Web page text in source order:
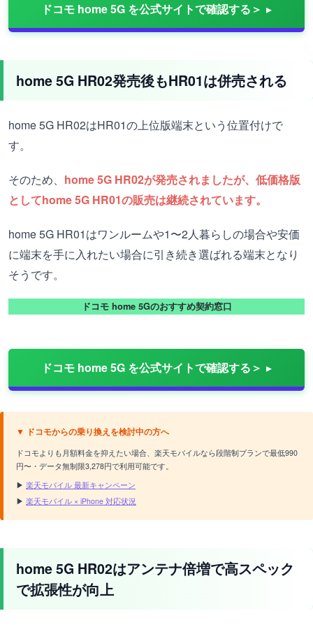
ドコモ home 5G を公式サイトで確認する＞
home 5G HR02発売後もHR01は併売される
home 5G HR02はHR01の上位版端末という位置付けで
す。
そのため、 home 5G HR02が発売されましたが、低価格版
としてhome 5G HR01の販売は継続されています。
home 5G HR01はワンルームや1〜2人暮らしの場合や安価
に端末を手に入れたい場合に引き続き選ばれる端末となり
そうです。
ドコモ home 5Gのおすすめ契約窓口
ドコモ home 5G を公式サイトで確認する＞
▼ ドコモからの乗り換えを検討中の方へ
ドコモよりも月額料金を抑えたい場合、楽天モバイルなら段階制プランで最低990
円〜・データ無制限3,278円で利用可能です。
▶ 楽天モバイル 最新キャンペーン
▶ 楽天モバイル × iPhone 対応状況
home 5G HR02はアンテナ倍増で高スペック
で拡張性が向上